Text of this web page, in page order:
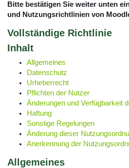
Bitte bestätigen Sie weiter unten
und Nutzungsrichtlinien von
Vollständige Richtlinie
Inhalt
Allgemeines
Datenschutz
Urheberrecht
Pflichten der Nutzer
Änderungen und Verfügbarkeit
Haftung
Sonstige Regelungen
Änderung dieser
Anerkennung der
Allgemeines